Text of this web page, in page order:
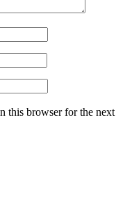
this browser for the next